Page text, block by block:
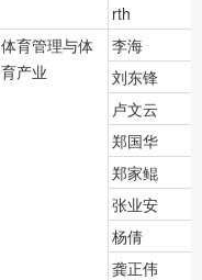
rth
体育管理与体
育产业
李海
刘东锋
卢文云
郑国华
郑家鲲
张业安
杨倩
龚正伟